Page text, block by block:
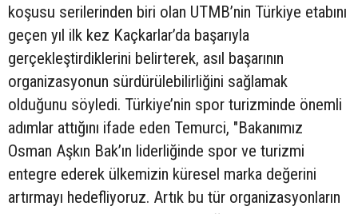
koşusu serilerinden biri olan UTMB’nin Türkiye etabını
geçen yıl ilk kez Kaçkarlar’da başarıyla
gerçekleştirdiklerini belirterek, asıl başarının
organizasyonun sürdürülebilirliğini sağlamak
olduğunu söyledi. Türkiye’nin spor turizminde önemli
adımlar attığını ifade eden Temurci, "Bakanımız
Osman Aşkın Bak’ın liderliğinde spor ve turizmi
entegre ederek ülkemizin küresel marka değerini
artırmayı hedefliyoruz. Artık bu tür organizasyonların